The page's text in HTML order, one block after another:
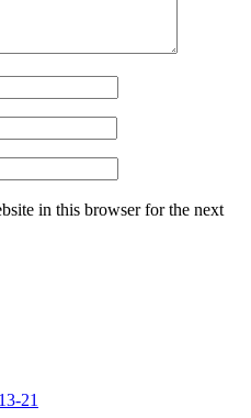
in this browser for the next
21